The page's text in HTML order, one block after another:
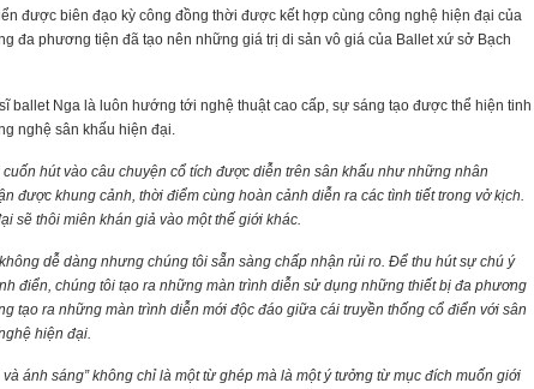
được biên đạo kỳ công đồng thời được kết hợp cùng công nghệ hiện đại của
đa phương tiện đã tạo nên những giá trị di sản vô giá của Ballet xứ sở Bạch
ballet Nga là luôn hướng tới nghệ thuật cao cấp, sự sáng tạo được thể hiện tinh
nghệ sân khấu hiện đại.
hút vào câu chuyện cổ tích được diễn trên sân khấu như những nhân
được khung cảnh, thời điểm cùng hoàn cảnh diễn ra các tình tiết trong vở kịch.
sẽ thôi miên khán giả vào một thế giới khác.
dễ dàng nhưng chúng tôi sẵn sàng chấp nhận rủi ro. Để thu hút sự chú ý
điển, chúng tôi tạo ra những màn trình diễn sử dụng những thiết bị đa phương
tạo ra những màn trình diễn mới độc đáo giữa cái truyền thống cổ điển với sân
hiện đại.
ánh sáng” không chỉ là một từ ghép mà là một ý tưởng từ mục đích muốn giới